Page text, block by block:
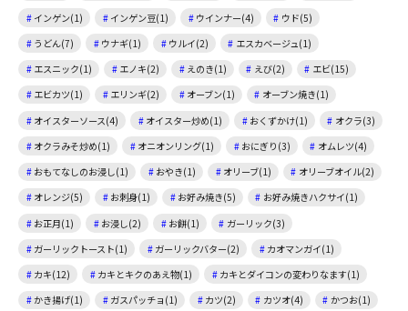
インゲン(1)
インゲン豆(1) ウインナー(4)
ウド(5)
うどん(7)
ウナギ(1) ウルイ(2)
エスカベージュ(1)
エスニック(1)
エノキ(2) えのき(1) えび(2)
エビ(15)
エビカツ(1)
エリンギ(2) オーブン(1)
オーブン焼き(1)
オイスターソース(4)
オイスター炒め(1) おくずかけ(1)
オクラ(3)
オクラみそ炒め(1)
オニオンリング(1) おにぎり(3)
オムレツ(4)
おもてなしのお浸し(1)
おやき(1) オリーブ(1)
オリーブオイル(2)
オレンジ(5)
お刺身(1) お好み焼き(5)
お好み焼きハクサイ(1)
お正月(1)
お浸し(2) お餅(1)
ガーリック(3)
ガーリックトースト(1)
ガーリックバター(2)
カオマンガイ(1)
カキ(12)
カキとキクのあえ物(1)
カキとダイコンの変わりなます(1)
かき揚げ(1)
ガスパッチョ(1) カツ(2) カツオ(4)
かつお(1)